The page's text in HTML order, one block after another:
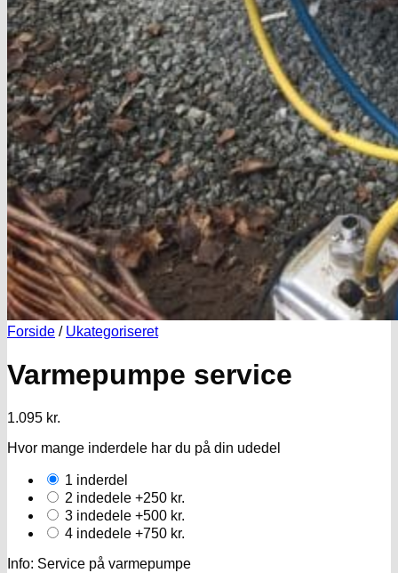
Forside / Ukategoriseret
Varmepumpe service
1.095 kr.
Hvor mange inderdele har du på din udedel
1 inderdel
2 indedele +250 kr.
3 indedele +500 kr.
4 indedele +750 kr.
Info: Service på varmepumpe